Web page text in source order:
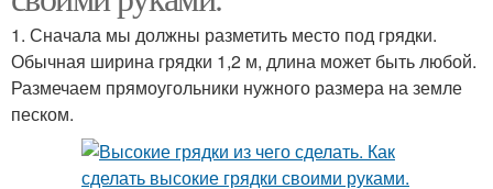
1. Сначала мы должны разметить место под грядки.
Обычная ширина грядки 1,2 м, длина может быть любой.
Размечаем прямоугольники нужного размера на земле
песком.